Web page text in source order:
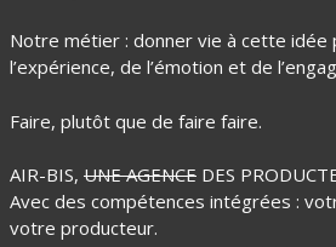
Notre métier : donner vie à cette idée
l’expérience, de l’émotion et de
Faire, plutôt que de faire faire.
AIR-BIS, UNE AGENCEDES
Avec des compétences intégrées :
votre producteur.